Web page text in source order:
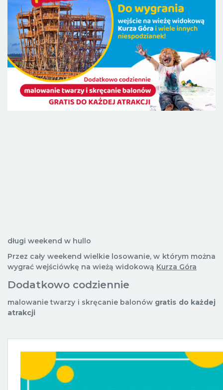
długi weekend w hullo
Przez cały weekend wielkie losowanie, w którym można
wygrać wejściówkę na wieżą widokową Kurza Góra
Dodatkowo codziennie
malowanie twarzy i skręcanie balonów gratis do każdej
atrakcji